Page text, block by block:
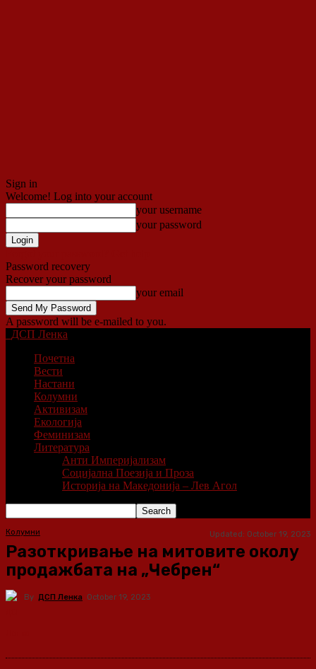
Sign in
Welcome! Log into your account
your username
your password
Password recovery
Recover your password
your email
A password will be e-mailed to you.
ДСП Ленка
Почетна
Вести
Настани
Колумни
Активизам
Екологија
Феминизам
Литература
Анти Империјализам
Социјална Поезија и Проза
Историја на Македонија – Лев Агол
Колумни Updated: October 19, 2023
Разоткривање на митовите околу
продажбата на „Чебрен“
By ДСП Ленка October 19, 2023